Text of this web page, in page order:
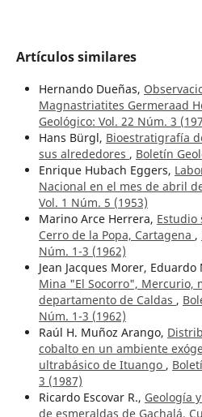
Artículos similares
Hernando Dueñas,
Magnastriatites Germeraad
Geológico: Vol. 22 Núm. 3
Hans Bürgl, Bioestratigrafía
sus alrededores , Boletín
Enrique Hubach Eggers,
Nacional en el mes de abril
Vol. 1 Núm. 5 (1953)
Marino Arce Herrera, Estudio
Cerro de la Popa, Cartagena ,
Núm. 1-3 (1962)
Jean Jacques Morer, Eduardo
Mina "El Socorro", Mercurio,
departamento de Caldas ,
Núm. 1-3 (1962)
Raúl H. Muñoz Arango,
cobalto en un ambiente
ultrabásico de Ituango ,
3 (1987)
Ricardo Escovar R., Geología
de esmeraldas de Gachalá,